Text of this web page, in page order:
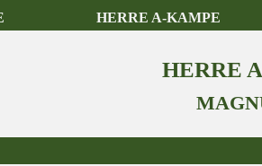
HERRE A-KAMPE
HERRE